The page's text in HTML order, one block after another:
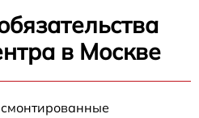
в Москве